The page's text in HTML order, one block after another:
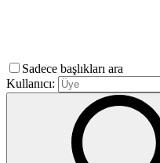
Sadece başlıkları ara
Kullanıcı: